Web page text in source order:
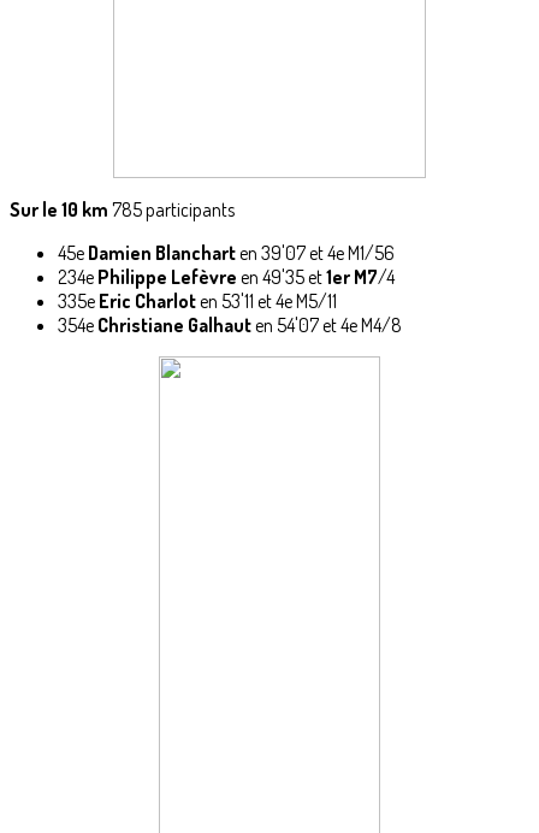
Sur le 10 km 785 participants
45e Damien Blancharten 39'07 et 4e M1/56
234e Philippe Lefèvre en 49'35 et1er M7/4
335e Eric Charloten 53'11 et 4e M5/11
354e Christiane Galhauten 54'07 et 4e M4/8